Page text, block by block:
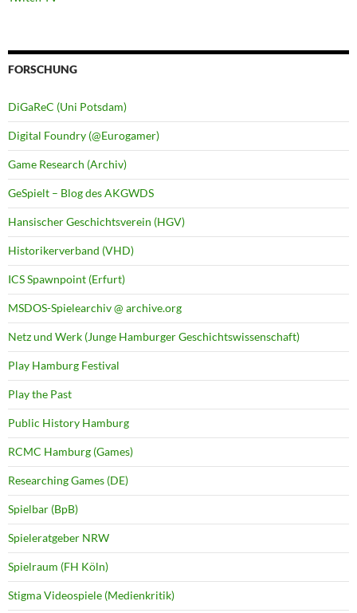
FORSCHUNG
DiGaReC (Uni Potsdam)
Digital Foundry (@Eurogamer)
Game Research (Archiv)
GeSpielt – Blog des AKGWDS
Hansischer Geschichtsverein (HGV)
Historikerverband (VHD)
ICS Spawnpoint (Erfurt)
MSDOS-Spielearchiv @ archive.org
Netz und Werk (Junge Hamburger Geschichtswissenschaft)
Play Hamburg Festival
Play the Past
Public History Hamburg
RCMC Hamburg (Games)
Researching Games (DE)
Spielbar (BpB)
Spieleratgeber NRW
Spielraum (FH Köln)
Stigma Videospiele (Medienkritik)